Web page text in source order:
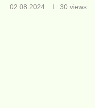
02.08.2024 30 views